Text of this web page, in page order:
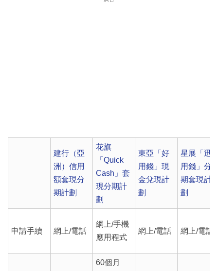
建行（亞
洲）信用
額套現分
期計劃
花旗
「Quick
Cash」套
現分期計
劃
東亞「好
用錢」現
金兌現計
劃
星展「迅
用錢」分
期套現計
劃
申請手續 網上/電話
網上/手機
應用程式
網上/電話 網上/電話
60個月